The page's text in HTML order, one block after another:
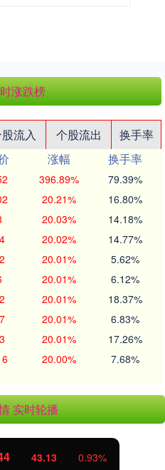
涨跌榜
流入 个股流出
换手率
涨幅
换手率
396.89% 79.39%
20.21% 16.80%
20.03% 14.18%
20.02% 14.77%
20.01% 5.62%
20.01% 6.12%
20.01% 18.37%
20.01% 6.83%
20.01% 17.26%
20.00% 7.68%
实时轮播
43.13 0.93%